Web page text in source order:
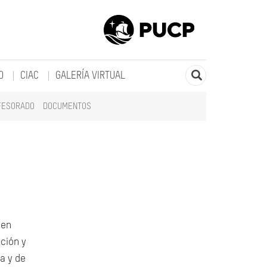
DOCUMENTOS
CIAC GALERÍA VIRTUAL
y
y de